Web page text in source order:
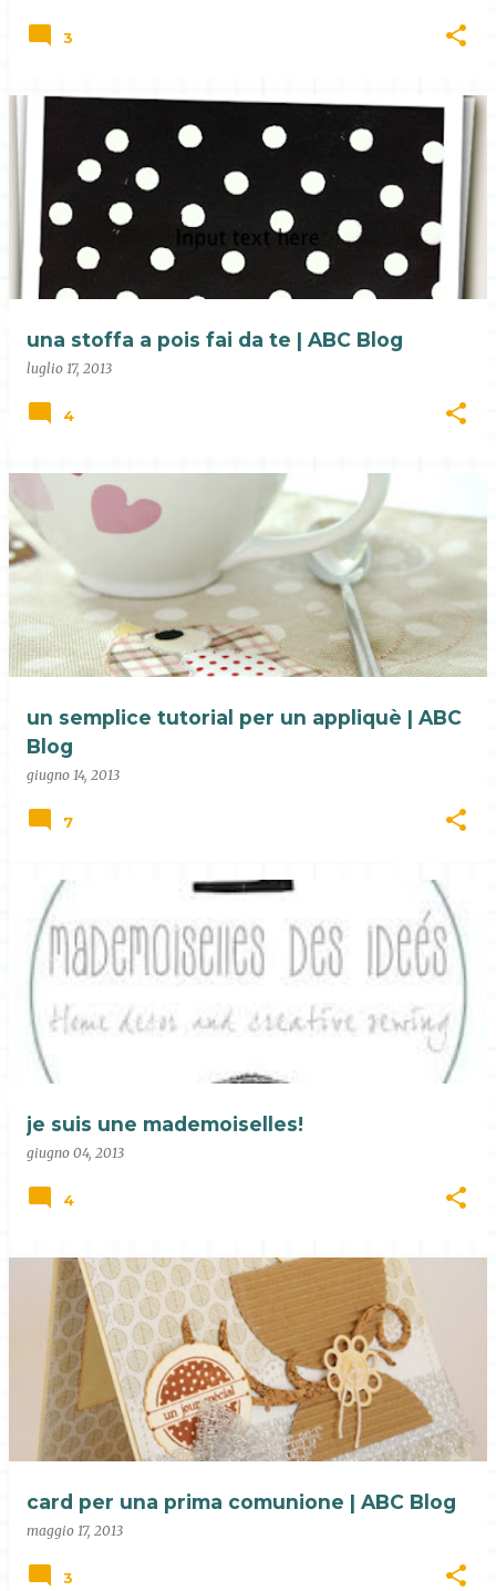
3
una stoffa a pois fai da te | ABC Blog
luglio 17, 2013
4
un semplice tutorial per un appliquè | ABC
Blog
giugno 14, 2013
7
je suis une mademoiselles!
giugno 04, 2013
4
card per una prima comunione | ABC Blog
maggio 17, 2013
3